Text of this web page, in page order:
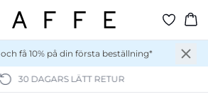
och få 10% på din första beställning*
30 DAGARS LÄTT RETUR